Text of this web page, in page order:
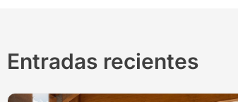
Entradas recientes